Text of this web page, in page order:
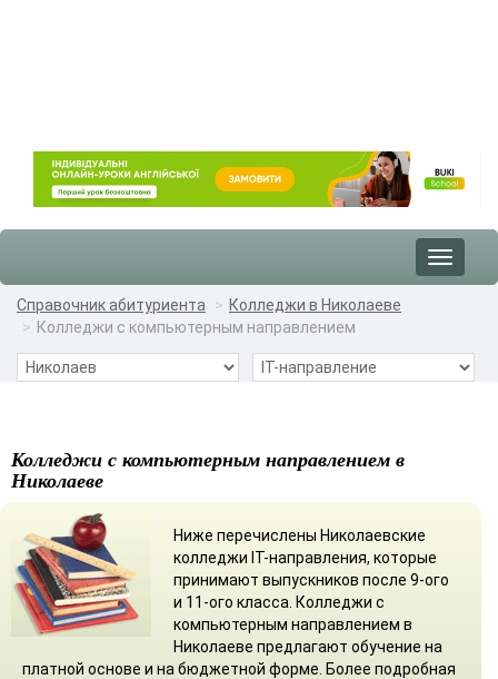
Toggle
Справочник абитуриента
Колледжи в Николаеве
Колледжи с компьютерным направлением
Колледжи с компьютерным направлением в
Николаеве
Ниже перечислены Николаевские
колледжи ІТ-направления, которые
принимают выпускников после 9-ого
и 11-ого класса. Колледжи с
компьютерным направлением в
Николаеве предлагают обучение на
платной основе и на бюджетной форме. Более подробная